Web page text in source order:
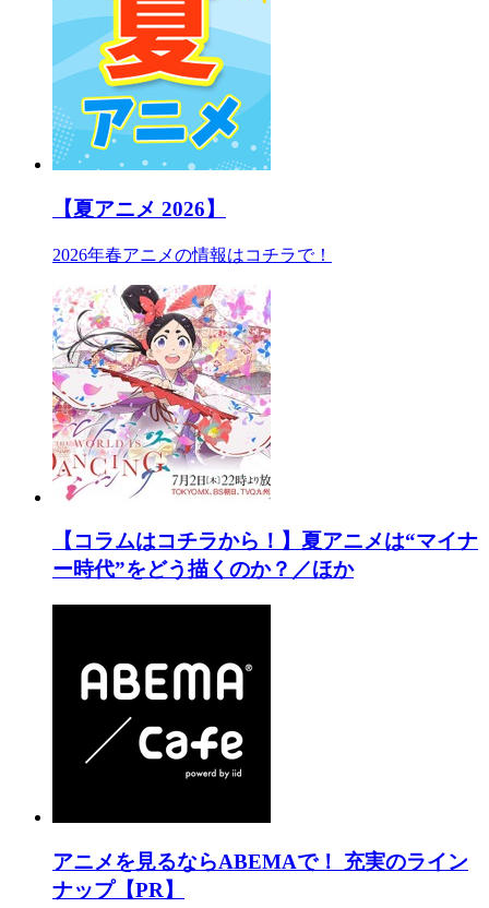
【夏アニメ 2026】
2026年春アニメの情報はコチラで！
【コラムはコチラから！】夏アニメは“マイナ
ー時代”をどう描くのか？／ほか
アニメを見るならABEMAで！ 充実のライン
ナップ【PR】